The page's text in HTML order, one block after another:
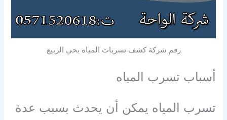
رقم شركة كشف تسربات المياه بحي الربيع
أسباب تسرب المياه
تسرب المياه يمكن أن يحدث بسبب عدة